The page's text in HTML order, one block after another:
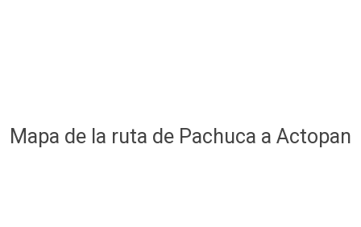
Mapa de la ruta de Pachuca a Actopan